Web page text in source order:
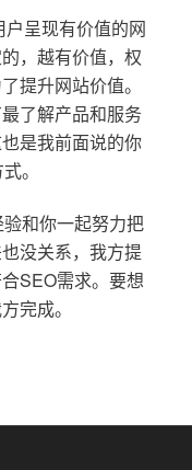
呈现有价值的网
，越有价值，权
提升网站价值。
了解产品和服务
是我前面说的你
。
和你一起努力把
没关系，我方提
SEO需求。要想
完成。